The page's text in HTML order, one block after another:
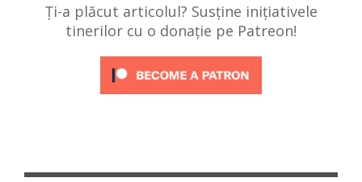
Ți-a plăcut articolul? Susține inițiativele
tinerilor cu o donație pe Patreon!